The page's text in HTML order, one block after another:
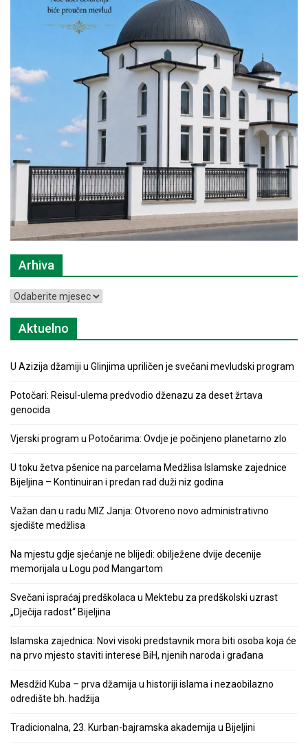
Arhiva
Arhiva
Aktuelno
U Azizija džamiji u Glinjima upriličen je svečani mevludski program
Potočari: Reisul-ulema predvodio dženazu za deset žrtava
genocida
Vjerski program u Potočarima: Ovdje je počinjeno planetarno zlo
U toku žetva pšenice na parcelama Medžlisa Islamske zajednice
Bijeljina – Kontinuiran i predan rad duži niz godina
Važan dan u radu MIZ Janja: Otvoreno novo administrativno
sjedište medžlisa
Na mjestu gdje sjećanje ne blijedi: obilježene dvije decenije
memorijala u Logu pod Mangartom
Svečani ispraćaj predškolaca u Mektebu za predškolski uzrast
„Dječija radost“ Bijeljina
Islamska zajednica: Novi visoki predstavnik mora biti osoba koja će
na prvo mjesto staviti interese BiH, njenih naroda i građana
Mesdžid Kuba – prva džamija u historiji islama i nezaobilazno
odredište bh. hadžija
Tradicionalna, 23. Kurban-bajramska akademija u Bijeljini